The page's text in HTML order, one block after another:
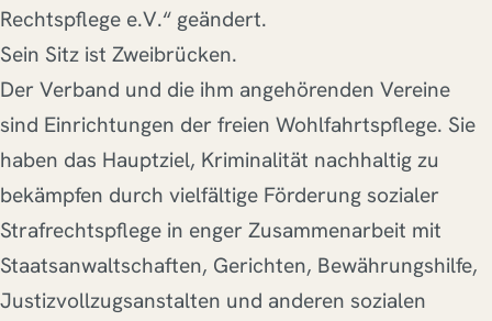
Rechtspflege e.V.“ geändert.
Sein Sitz ist Zweibrücken.
Der Verband und die ihm angehörenden Vereine
sind Einrichtungen der freien Wohlfahrtspflege. Sie
haben das Hauptziel, Kriminalität nachhaltig zu
bekämpfen durch vielfältige Förderung sozialer
Strafrechtspflege in enger Zusammenarbeit mit
Staatsanwaltschaften, Gerichten, Bewährungshilfe,
Justizvollzugsanstalten und anderen sozialen